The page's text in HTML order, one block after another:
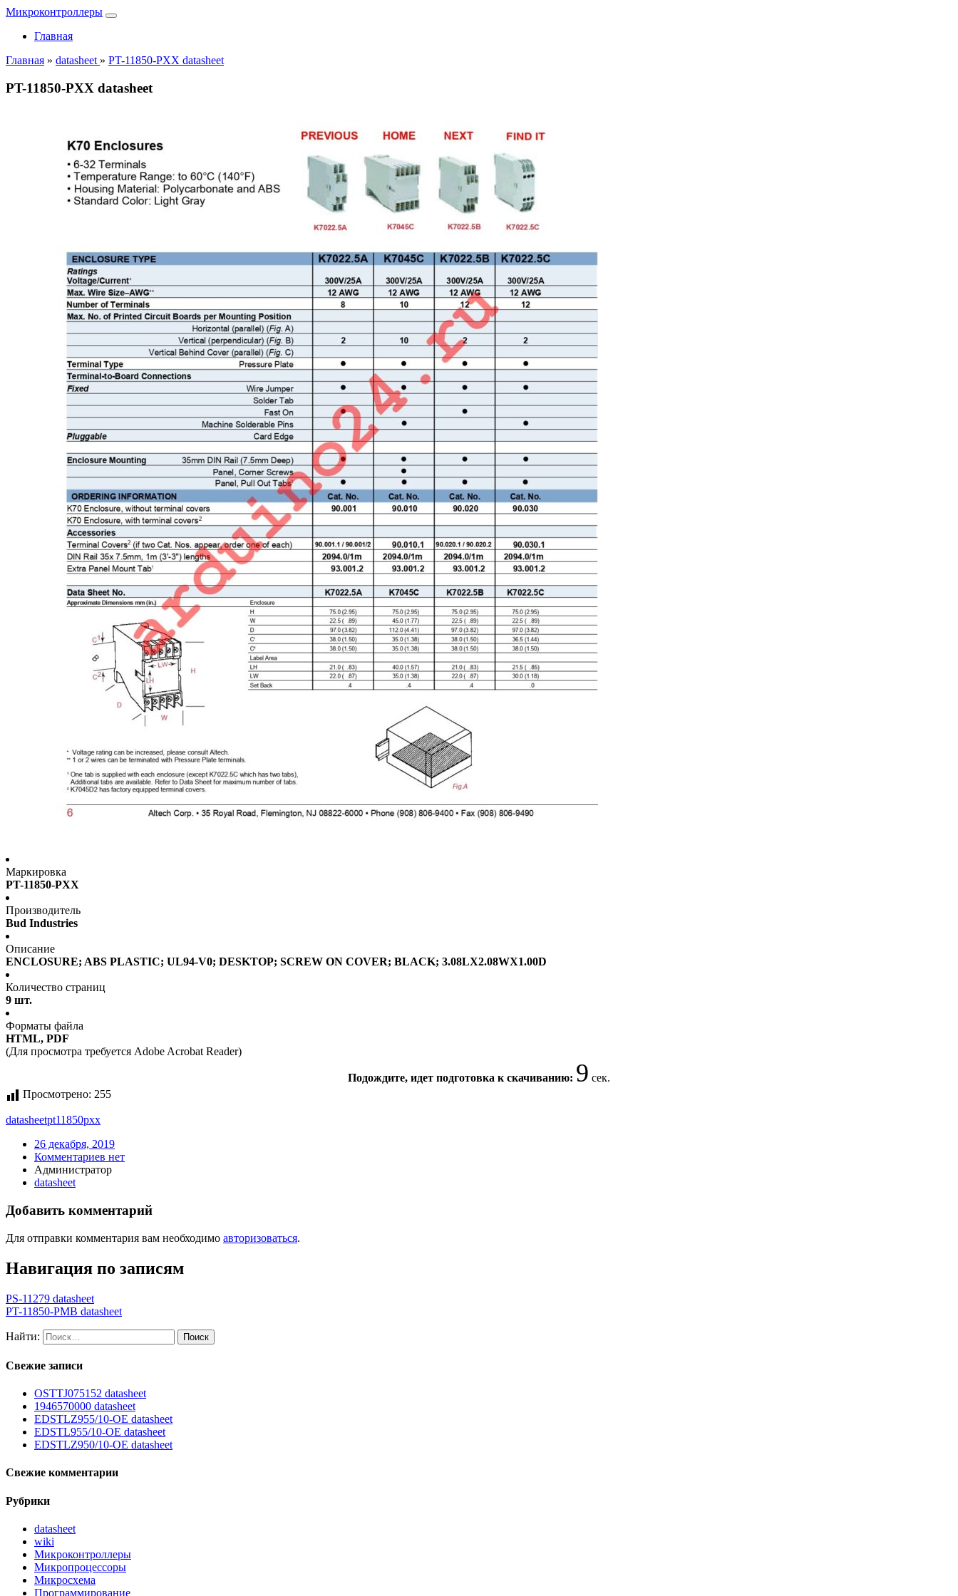
Микроконтроллеры
Главная
Главная » datasheet » PT-11850-PXX datasheet
PT-11850-PXX datasheet
Маркировка
PT-11850-PXX
Производитель
Bud Industries
Описание
ENCLOSURE; ABS PLASTIC; UL94-V0; DESKTOP; SCREW ON COVER; BLACK; 3.08LX2.08WX1.00D
Количество страниц
9 шт.
Форматы файла
HTML, PDF
(Для просмотра требуется Adobe Acrobat Reader)
Подождите, идет подготовка к скачиванию: 9 сек.
Просмотрено: 255
datasheetpt11850pxx
26 декабря, 2019
Комментариев нет
Администратор
datasheet
Добавить комментарий
Для отправки комментария вам необходимо авторизоваться.
Навигация по записям
PS-11279 datasheet
PT-11850-PMB datasheet
Найти:
Свежие записи
OSTTJ075152 datasheet
1946570000 datasheet
EDSTLZ955/10-OE datasheet
EDSTL955/10-OE datasheet
EDSTLZ950/10-OE datasheet
Свежие комментарии
Рубрики
datasheet
wiki
Микроконтроллеры
Микропроцессоры
Микросхема
Программирование